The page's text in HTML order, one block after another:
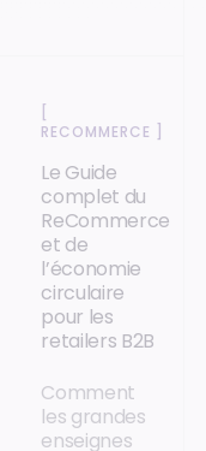
RECOMMERCE
Le Guide
complet du
ReCommerce
et de
l’économie
circulaire
pour les
retailers B2B
Comment
les grandes
enseignes